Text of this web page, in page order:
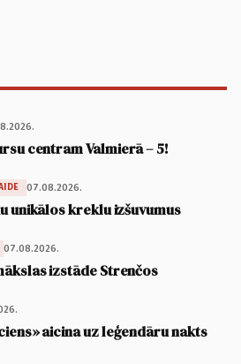
centram Valmierā – 5!
07.08.2026.
unikālos kreklu izšuvumus
07.08.2026.
izstāde Strenčos
aicina uz leģendāru nakts